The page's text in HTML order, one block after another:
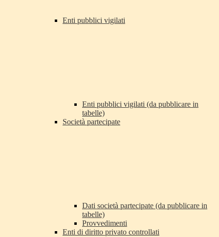
Enti pubblici vigilati
Enti pubblici vigilati (da pubblicare in
tabelle)
Società partecipate
Dati società partecipate (da pubblicare in
tabelle)
Provvedimenti
Enti di diritto privato controllati